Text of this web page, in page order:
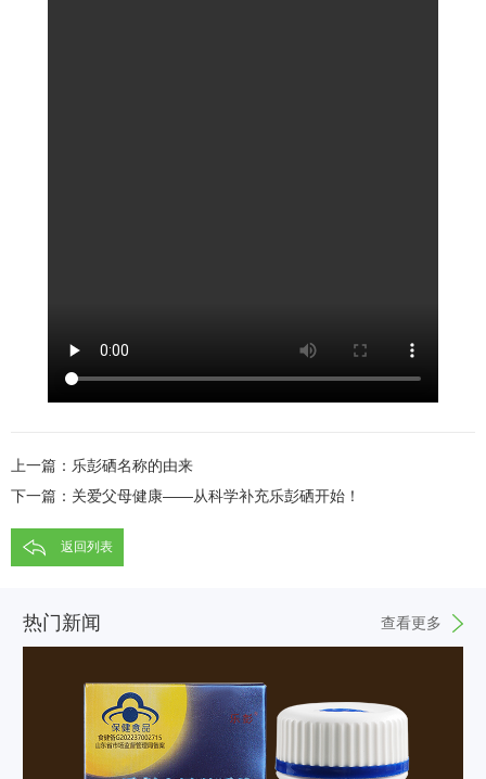
上一篇： 乐彭硒名称的由来
下一篇： 关爱父母健康——从科学补充乐彭硒开始！
返回列表
热门新闻 查看更多